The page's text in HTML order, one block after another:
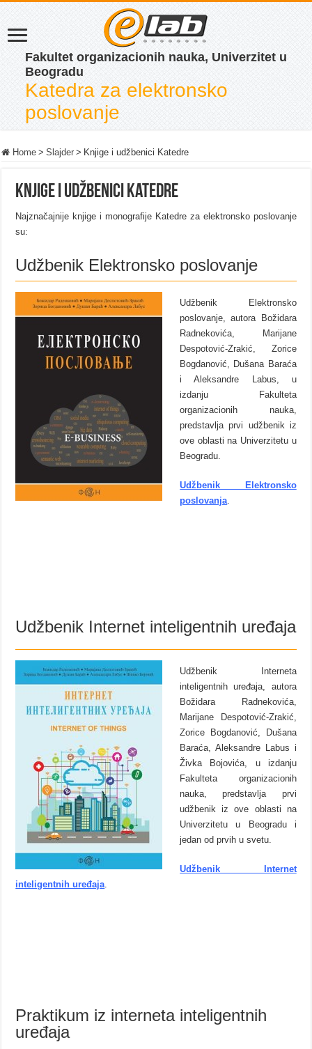
Fakultet organizacionih nauka, Univerzitet u
Beogradu
Katedra za elektronsko
poslovanje
Home > Slajder > Knjige i udžbenici Katedre
Knjige i udžbenici Katedre
Najznačajnije knjige i monografije Katedre za elektronsko poslovanje
su:
Udžbenik Elektronsko poslovanje
Udžbenik Elektronsko
poslovanje, autora Božidara
Radnekovića, Marijane
Despotović-Zrakić, Zorice
Bogdanović, Dušana Baraća
i Aleksandre Labus, u
izdanju Fakulteta
organizacionih nauka,
predstavlja prvi udžbenik iz
ove oblasti na Univerzitetu u
Beogradu.
Udžbenik Elektronsko
poslovanja
Udžbenik Internet inteligentnih uređaja
Udžbenik Interneta
inteligentnih uređaja, autora
Božidara Radnekovića,
Marijane Despotović-Zrakić,
Zorice Bogdanović, Dušana
Baraća, Aleksandre Labus i
Živka Bojovića, u izdanju
Fakulteta organizacionih
nauka, predstavlja prvi
udžbenik iz ove oblasti na
Univerzitetu u Beogradu i
jedan od prvih u svetu.
Udžbenik Internet
inteligentnih uređaja
Praktikum iz interneta inteligentnih
uređaja